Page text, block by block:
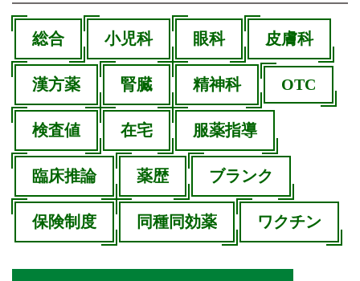
総合 小児科 眼科 皮膚科
漢方薬 腎臓 精神科 OTC
検査値 在宅 服薬指導
臨床推論 薬歴 ブランク
保険制度 同種同効薬 ワクチン